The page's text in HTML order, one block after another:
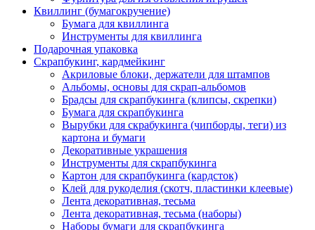
Квиллинг (бумагокручение)
Бумага для квиллинга
Инструменты для квиллинга
Подарочная упаковка
Скрапбукинг, кардмейкинг
Акриловые блоки, держатели для штампов
Альбомы, основы для скрап-альбомов
Брадсы для скрапбукинга (клипсы, скрепки)
Бумага для скрапбукинга
Вырубки для скрабукинга (чипборды, теги) из
картона и бумаги
Декоративные украшения
Инструменты для скрапбукинга
Картон для скрапбукинга (кардсток)
Клей для рукоделия (скотч, пластинки клеевые)
Лента декоративная, тесьма
Лента декоративная, тесьма (наборы)
Наборы бумаги для скрапбукинга